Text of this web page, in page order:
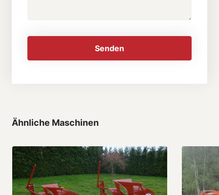
Senden
Ähnliche Maschinen